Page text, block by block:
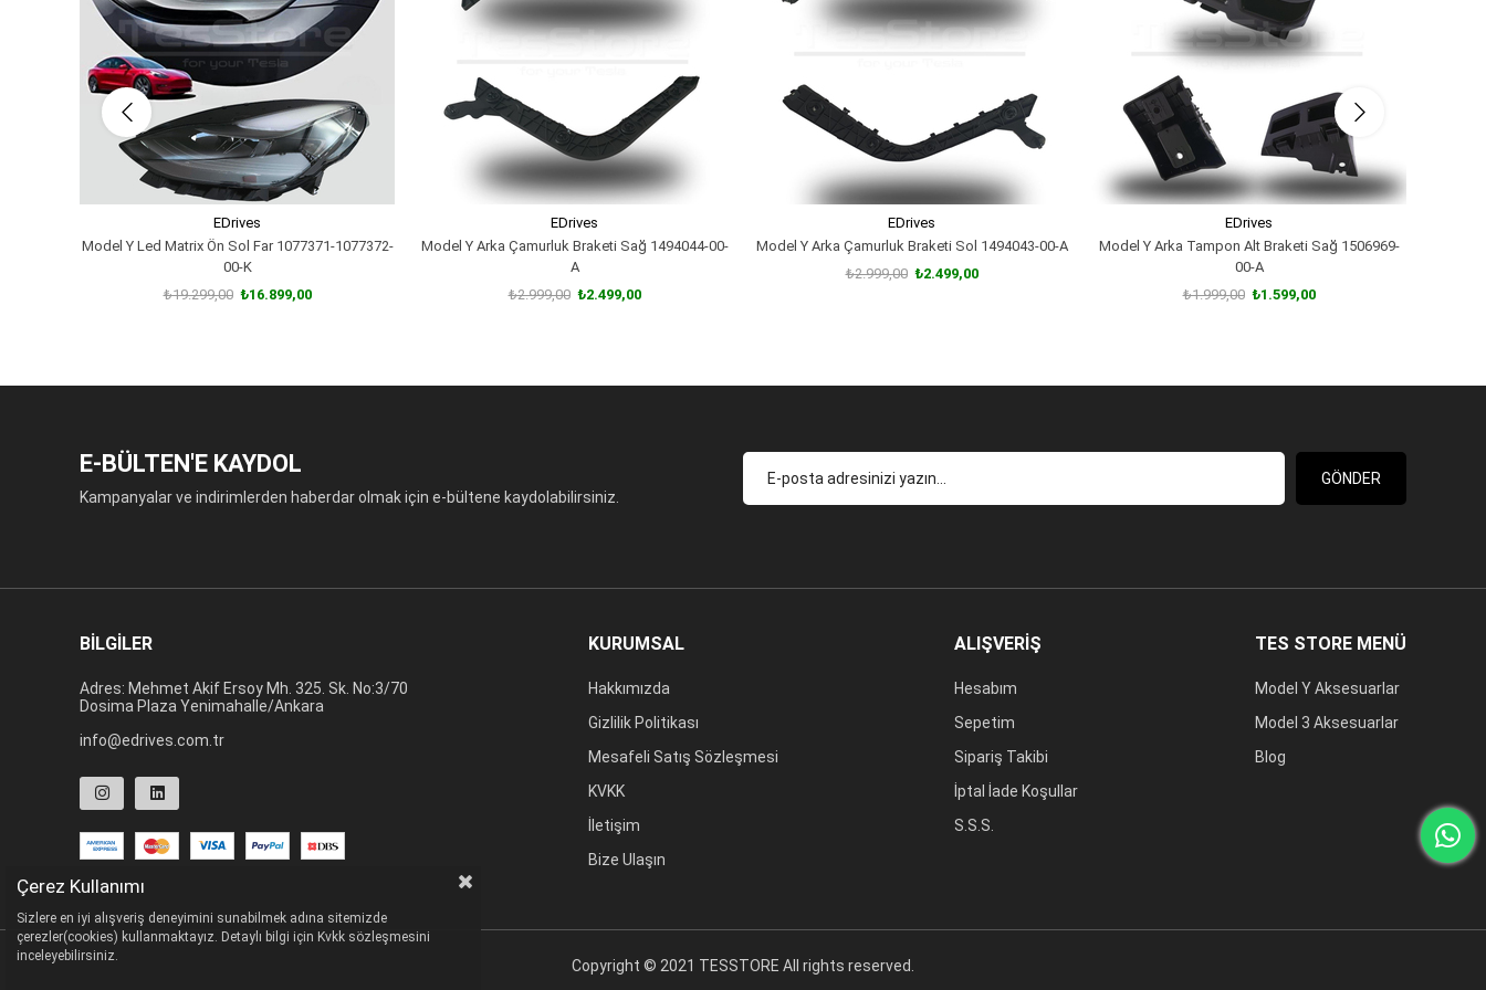
EDrives
Model Y Led Matrix Ön Sol Far 1077371-1077372-
00-K
₺16.899,00
₺19.299,00
EDrives
Model Y Arka Çamurluk Braketi Sağ 1494044-00-
A
₺2.499,00
₺2.999,00
EDrives
Model Y Arka Çamurluk Braketi Sol 1494043-00-A
₺2.499,00
₺2.999,00
EDrives
Model Y Arka Tampon Alt Braketi Sağ 1506969-
00-A
₺1.599,00
₺1.999,00
E-BÜLTEN'E KAYDOL
Kampanyalar ve indirimlerden haberdar olmak için e-bültene kaydolabilirsiniz.
GÖNDER
BİLGİLER
Adres: Mehmet Akif Ersoy Mh. 325. Sk. No:3/70
Dosima Plaza Yenimahalle/Ankara
info@edrives.com.tr
KURUMSAL
Hakkımızda
Gizlilik Politikası
Mesafeli Satış Sözleşmesi
KVKK
İletişim
Bize Ulaşın
ALIŞVERİŞ
Hesabım
Sepetim
Sipariş Takibi
İptal İade Koşullar
S.S.S.
TES STORE MENÜ
Model Y Aksesuarlar
Model 3 Aksesuarlar
Blog
Copyright © 2021 TESSTORE All rights reserved.
Çerez Kullanımı
Sizlere en iyi alışveriş deneyimini sunabilmek adına sitemizde
çerezler(cookies) kullanmaktayız. Detaylı bilgi için Kvkk sözleşmesini
inceleyebilirsiniz.